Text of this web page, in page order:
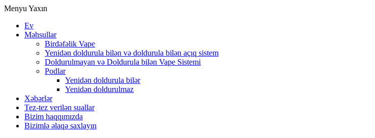
Menyu Yaxın
Ev
Məhsullar
Birdəfəlik Vape
Yenidən doldurula bilən və doldurula bilən açıq sistem
Doldurulmayan və Doldurula bilən Vape Sistemi
Podlar
Yenidən doldurula bilər
Yenidən doldurulmaz
Xəbərlər
Tez-tez verilən suallar
Bizim haqqımızda
Bizimlə əlaqə saxlayın